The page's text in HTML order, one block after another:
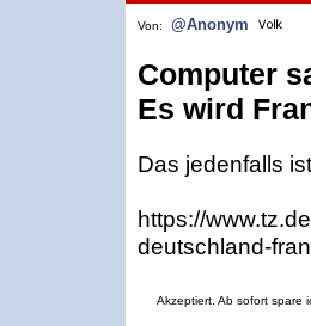
Von: @Anonym
Computer
Es wird
Das jedenfalls
https://
deutschland-
Akzeptiert. Ab sofort spare